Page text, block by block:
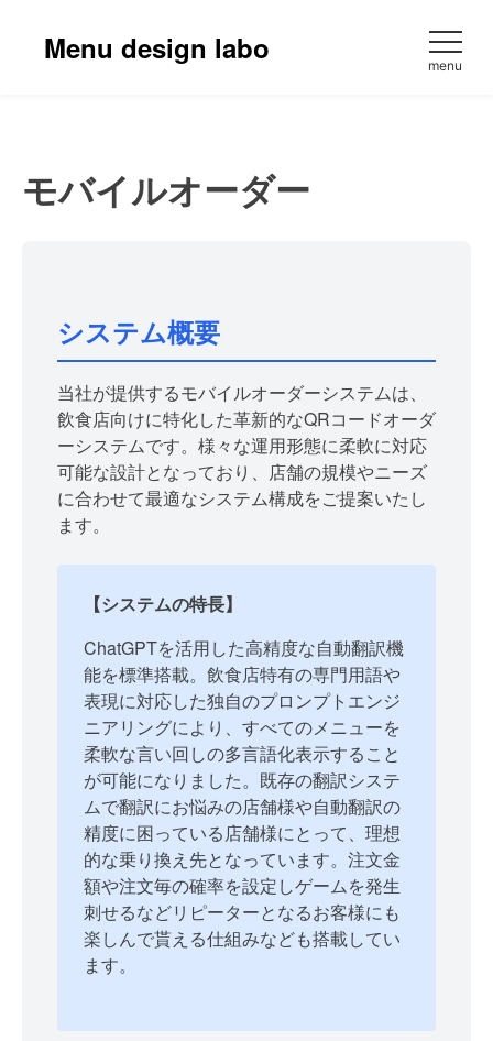
Menu design labo menu
モバイルオーダー
システム概要
当社が提供するモバイルオーダーシステムは、
飲食店向けに特化した革新的なQRコードオーダ
ーシステムです。様々な運用形態に柔軟に対応
可能な設計となっており、店舗の規模やニーズ
に合わせて最適なシステム構成をご提案いたし
ます。
【システムの特長】
ChatGPTを活用した高精度な自動翻訳機
能を標準搭載。飲食店特有の専門用語や
表現に対応した独自のプロンプトエンジ
ニアリングにより、すべてのメニューを
柔軟な言い回しの多言語化表示すること
が可能になりました。既存の翻訳システ
ムで翻訳にお悩みの店舗様や自動翻訳の
精度に困っている店舗様にとって、理想
的な乗り換え先となっています。注文金
額や注文毎の確率を設定しゲームを発生
刺せるなどリピーターとなるお客様にも
楽しんで貰える仕組みなども搭載してい
ます。